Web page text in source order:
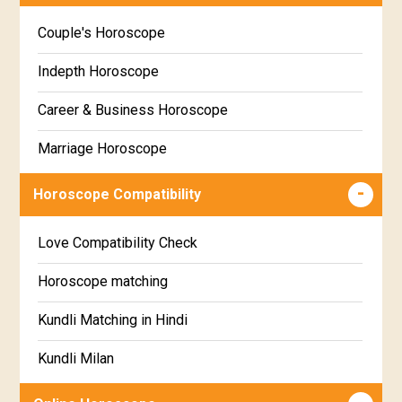
Uttara Phalguni Star Horoscope
Hastha Star Horoscope
Chitha Star Horoscope
Swathi Star Horoscope
Visakha Star Horoscope
Jyeshta Star Horoscope
Moola Star Horoscope
Poorvashaada Star Horoscope
Uttarashaada Star Horoscope
Marathi
Gujarati
Sinhala
Couple's Horoscope
Indepth Horoscope
Career & Business Horoscope
Marriage Horoscope
Wealth & Fortune Horoscope
Super Horoscope
Future Book
Numerology
Horoscope Compatibility
Love Compatibility Check
Horoscope matching
Kundli Matching in Hindi
Kundli Milan
Free chinese compatibility